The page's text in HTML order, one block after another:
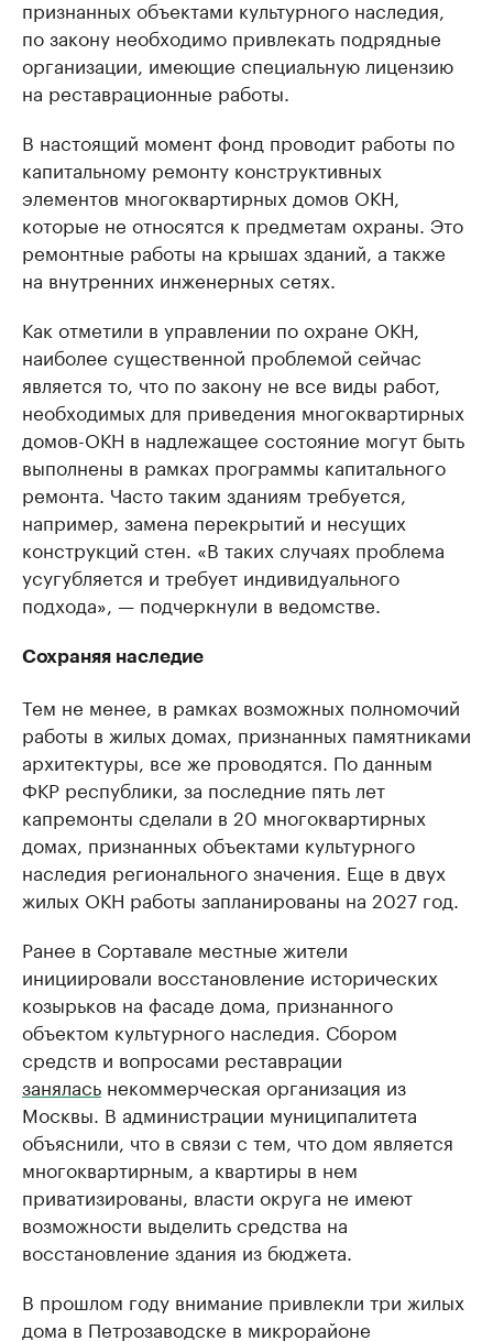
признанных объектами культурного наследия,
по закону необходимо привлекать подрядные
организации, имеющие специальную лицензию
на реставрационные работы.
В настоящий момент фонд проводит работы по
капитальному ремонту конструктивных
элементов многоквартирных домов ОКН,
которые не относятся к предметам охраны. Это
ремонтные работы на крышах зданий, а также
на внутренних инженерных сетях.
Как отметили в управлении по охране ОКН,
наиболее существенной проблемой сейчас
является то, что по закону не все виды работ,
необходимых для приведения многоквартирных
домов-ОКН в надлежащее состояние могут быть
выполнены в рамках программы капитального
ремонта. Часто таким зданиям требуется,
например, замена перекрытий и несущих
конструкций стен. «В таких случаях проблема
усугубляется и требует индивидуального
подхода», — подчеркнули в ведомстве.
Сохраняя наследие
Тем не менее, в рамках возможных полномочий
работы в жилых домах, признанных памятниками
архитектуры, все же проводятся. По данным
ФКР республики, за последние пять лет
капремонты сделали в 20 многоквартирных
домах, признанных объектами культурного
наследия регионального значения. Еще в двух
жилых ОКН работы запланированы на 2027 год.
Ранее в Сортавале местные жители
инициировали восстановление исторических
козырьков на фасаде дома, признанного
объектом культурного наследия. Сбором
средств и вопросами реставрации
занялась некоммерческая организация из
Москвы. В администрации муниципалитета
объяснили, что в связи с тем, что дом является
многоквартирным, а квартиры в нем
приватизированы, власти округа не имеют
возможности выделить средства на
восстановление здания из бюджета.
В прошлом году внимание привлекли три жилых
дома в Петрозаводске в микрорайоне